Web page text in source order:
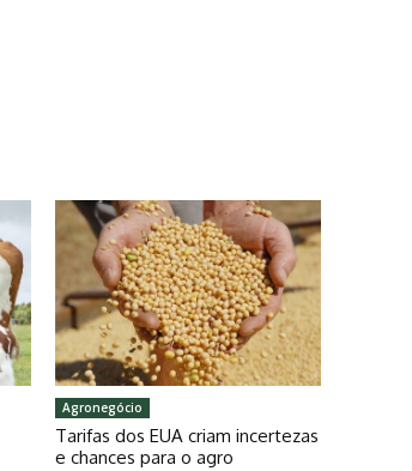
Agronegócio
Tarifas dos EUA criam incertezas
e chances para o agro